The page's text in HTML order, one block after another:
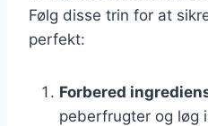
Følg disse trin for at
perfekt:
Forbered
peberfrugter og løg